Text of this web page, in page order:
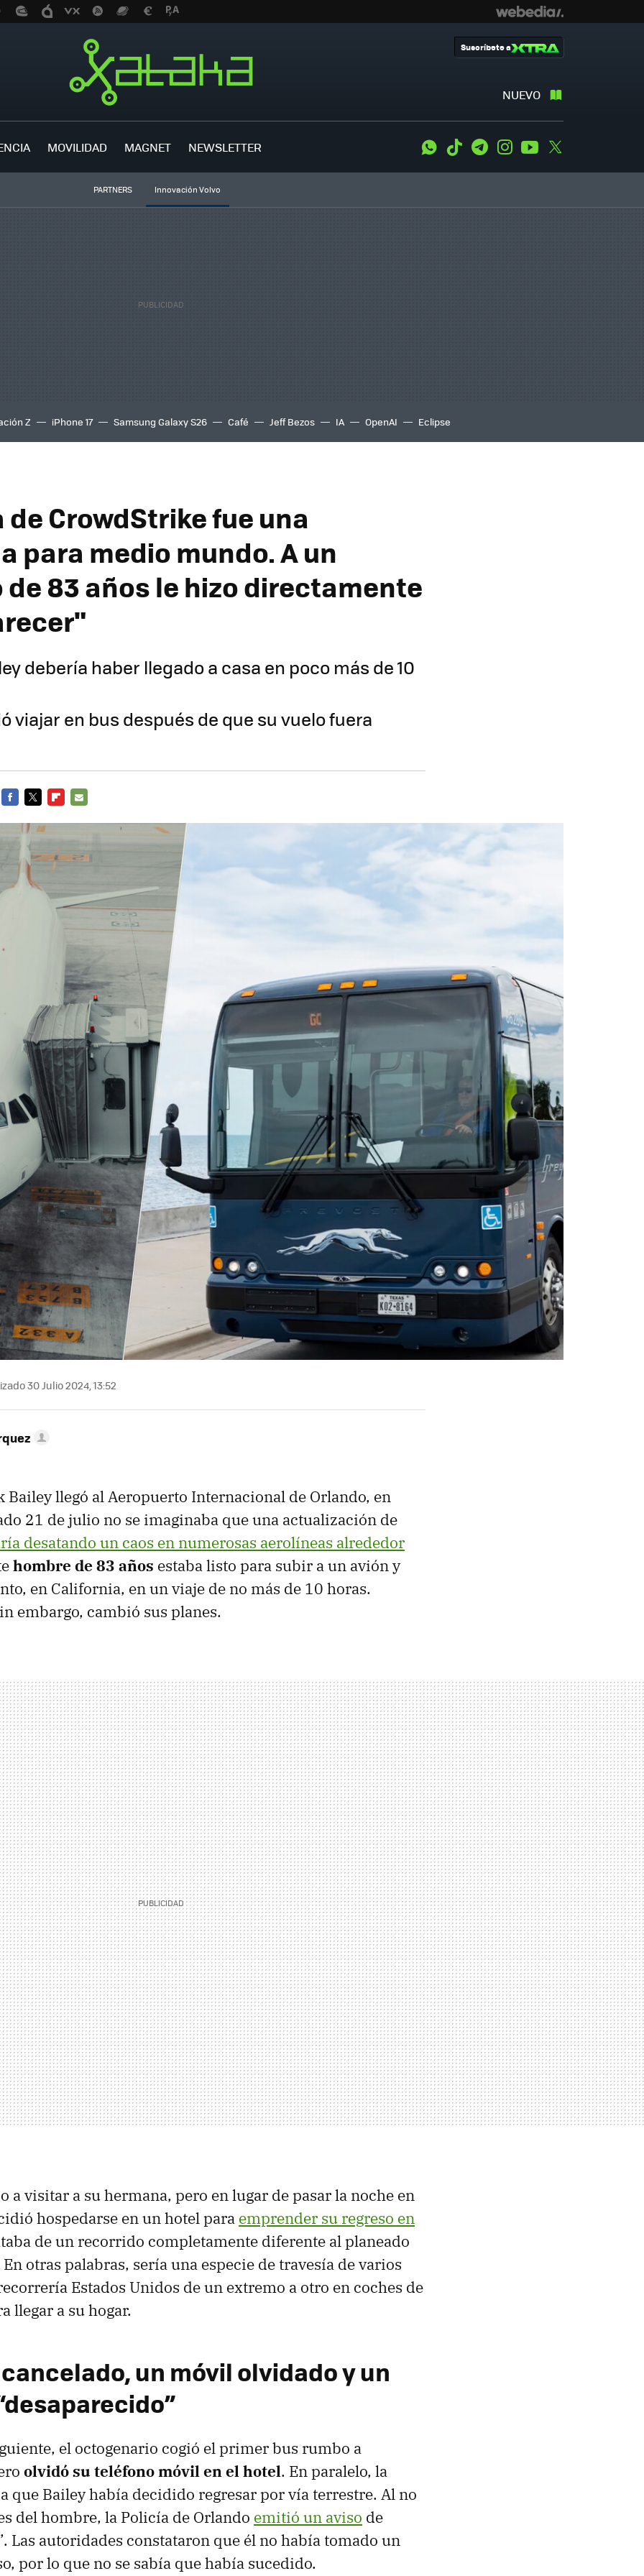
NUEVO
Suscríbete a
MOVILIDAD MAGNET NEWSLETTER WhatsApp
Tiktok TelegramInstagramYoutube
PARTNERS Innovación Volvo
Z iPhone 17 Samsung Galaxy S26 Café Jeff Bezos IA OpenAI Eclipse
de CrowdStrike fue una
para medio mundo. A un
83 años le hizo directamente
debería haber llegado a casa en poco más de 10
viajar en bus después de que su vuelo fuera
30 Julio 2024, 13:52
Bailey llegó al Aeropuerto Internacional de Orlando, en
21 de julio no se imaginaba que una actualización de
desatando un caos en numerosas aerolíneas alrededor
hombre de 83 años estaba listo para subir a un avión y
en California, en un viaje de no más de 10 horas.
embargo, cambió sus planes.
a visitar a su hermana, pero en lugar de pasar la noche en
hospedarse en un hotel para emprender su regreso en
de un recorrido completamente diferente al planeado
otras palabras, sería una especie de travesía de varios
Estados Unidos de un extremo a otro en coches de
llegar a su hogar.
un móvil olvidado y un
el octogenario cogió el primer bus rumbo a
olvidó su teléfono móvil en el hotel. En paralelo, la
que Bailey había decidido regresar por vía terrestre. Al no
del hombre, la Policía de Orlando emitió un aviso de
Las autoridades constataron que él no había tomado un
por lo que no se sabía que había sucedido.